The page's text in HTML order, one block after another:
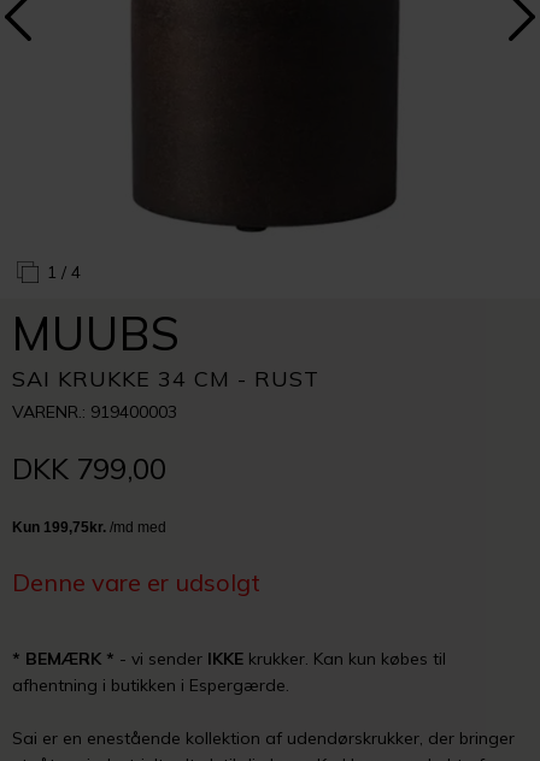
1 / 4
MUUBS
SAI KRUKKE 34 CM - RUST
VARENR.: 919400003
DKK 799,00
Denne vare er udsolgt
* BEMÆRK * - vi sender IKKE krukker. Kan kun købes til
afhentning i butikken i Espergærde.
Sai er en enestående kollektion af udendørskrukker, der bringer